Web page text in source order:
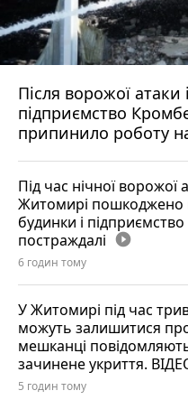
Після ворожої
підприємство
припинило роботу
Під час нічної ворожої
Житомирі пошкоджено
будинки і підприємство
постраждалі play_circle_filled
6 годин тому
У Житомирі під час
можуть залишитися
мешканці
зачинене укриття.
5 годин тому